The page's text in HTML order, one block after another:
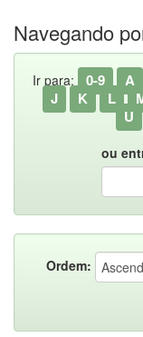
Navegando
Ir para: 0-9 A
J
K L
U
ou
Ordem: